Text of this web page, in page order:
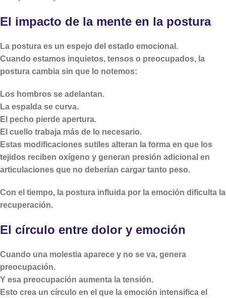
El impacto de la mente en la postura
La postura es un espejo del estado emocional.
Cuando estamos inquietos, tensos o preocupados, la
postura cambia sin que lo notemos:
Los hombros se adelantan.
La espalda se curva.
El pecho pierde apertura.
El cuello trabaja más de lo necesario.
Estas modificaciones sutiles alteran la forma en que los
tejidos reciben oxígeno y generan presión adicional en
articulaciones que no deberían cargar tanto peso.
Con el tiempo, la postura influida por la emoción dificulta la
recuperación.
El círculo entre dolor y emoción
Cuando una molestia aparece y no se va, genera
preocupación.
Y esa preocupación aumenta la tensión.
Esto crea un círculo en el que la emoción intensifica el